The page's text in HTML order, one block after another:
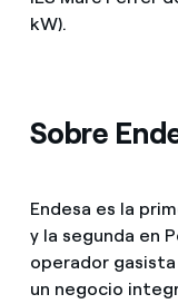
kW).
Sobre
Endesa es la
y la segunda en
operador
un negocio